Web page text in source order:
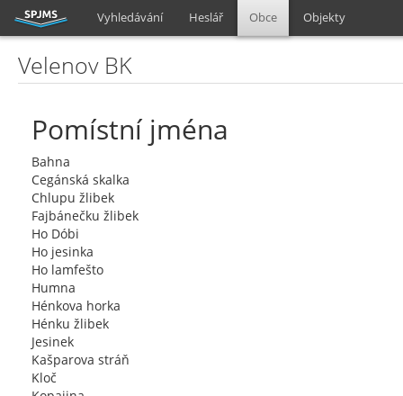
Vyhledávání Heslář Obce Objekty
Velenov BK
Pomístní jména
Bahna
Cegánská skalka
Chlupu žlibek
Fajbánečku žlibek
Ho Dóbi
Ho jesinka
Ho lamfešto
Humna
Hénkova horka
Hénku žlibek
Jesinek
Kašparova stráň
Kloč